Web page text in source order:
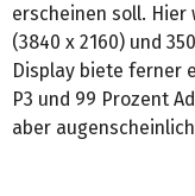
erscheinen soll. Hier
(3840 x 2160) und
Display biete ferner
P3 und 99 Prozent
aber